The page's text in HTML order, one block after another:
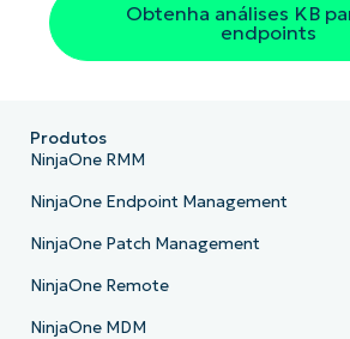
Obtenha análises KB
endpoints
Produtos
NinjaOne RMM
NinjaOne Endpoint Management
NinjaOne Patch Management
NinjaOne Remote
NinjaOne MDM